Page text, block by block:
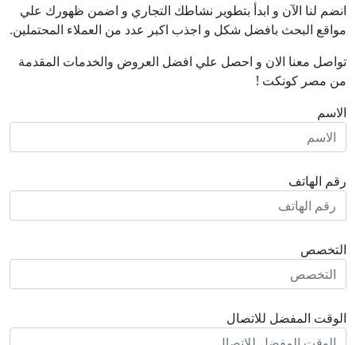
اﻵن و ابدأ بتطوير نشاطك التجاري و اضمن ظهورك علي
البحث بافضل شكل و اجذب اكبر عدد من العملاء المحتملين.
معنا الان و احصل علي افضل العروض والخدمات المقدمة
كونكت !
للاتصال